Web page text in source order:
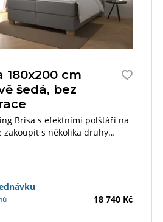
180x200 cm
šedá, bez
Brisa s efektními polštáři na
zakoupit s několika druhy
18 740 Kč